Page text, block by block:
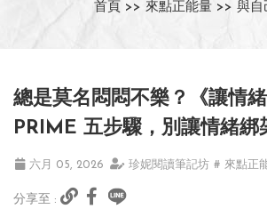
創造美好生活
職場商業經濟
影片專區
關於我們
首頁 >> 來點正能量 >> 與自
總是莫名悶悶不樂？《讓情
PRIME 五步驟，別讓情緒綁
六月 05, 2026 珍妮閱讀筆記坊 # 來點正
分享至 :